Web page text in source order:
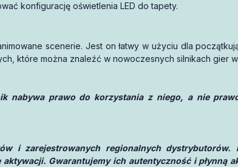
konfigurację oświetlenia LED do tapety.
scenerie. Jest on łatwy w użyciu dla
które można znaleźć w nowoczesnych silnikach gier
nabywa prawo do korzystania z niego, a nie
i zarejestrowanych regionalnych dystrybutorów.
Gwarantujemy ich autentyczność i płynną